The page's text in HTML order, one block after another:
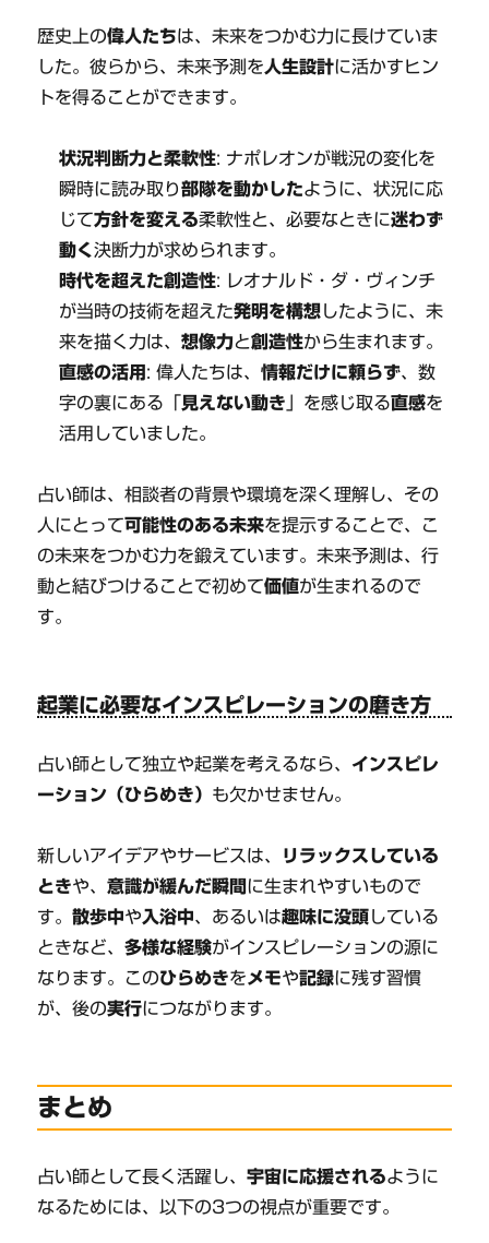
歴史上の偉人たちは、未来をつかむ力に長けていま
した。彼らから、未来予測を人生設計に活かすヒン
トを得ることができます。
状況判断力と柔軟性: ナポレオンが戦況の変化を
瞬時に読み取り部隊を動かしたように、状況に応
じて方針を変える柔軟性と、必要なときに迷わず
動く決断力が求められます。
時代を超えた創造性: レオナルド・ダ・ヴィンチ
が当時の技術を超えた発明を構想したように、未
来を描く力は、想像力と創造性から生まれます。
直感の活用 : 偉人たちは、情報だけに頼らず、数
字の裏にある「 見えない動き 」を感じ取る直感を
活用していました。
占い師は、相談者の背景や環境を深く理解し、その
人にとって可能性のある未来を提示することで、こ
の未来をつかむ力を鍛えています。未来予測は、行
動と結びつけることで初めて価値が生まれるので
す。
起業に必要なインスピレーションの磨き方
占い師として独立や起業を考えるなら、 インスピレ
ーション（ひらめき） も欠かせません。
新しいアイデアやサービスは、 リラックスしている
ときや、意識が緩んだ瞬間 に生まれやすいもので
す。散歩中や入浴中、あるいは趣味に没頭している
ときなど、多様な経験がインスピレーションの源に
なります。このひらめきをメモや記録に残す習慣
が、後の実行につながります。
まとめ
占い師として長く活躍し、宇宙に応援されるように
なるためには、以下の3つの視点が重要です。